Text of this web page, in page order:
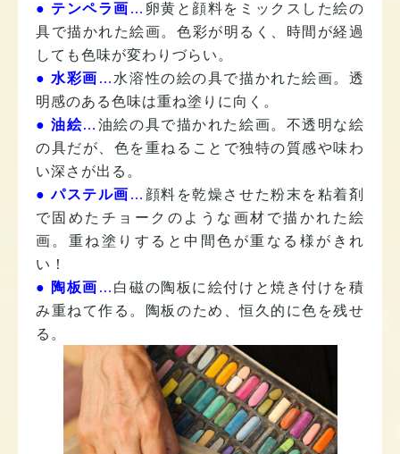
● テンペラ画 … 卵黄と顔料をミックスした絵の
具で描かれた絵画。色彩が明るく、時間が経過
しても色味が変わりづらい。
● 水彩画 … 水溶性の絵の具で描かれた絵画。透
明感のある色味は重ね塗りに向く。
●油絵… 油絵の具で描かれた絵画。不透明な絵
の具だが、色を重ねることで独特の質感や味わ
い深さが出る。
●パステル画 … 顔料を乾燥させた粉末を粘着剤
で固めたチョークのような画材で描かれた絵
画。重ね塗りすると中間色が重なる様がきれ
い！
● 陶板画 … 白磁の陶板に絵付けと焼き付けを積
み重ねて作る。陶板のため、恒久的に色を残せ
る。